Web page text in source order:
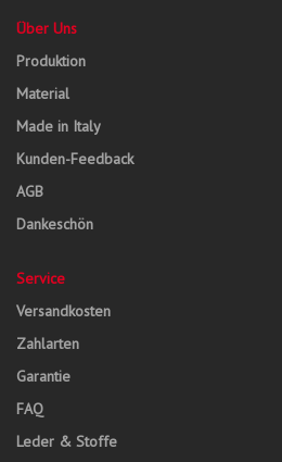
Über Uns
Produktion
Material
Made in Italy
Kunden-Feedback
AGB
Dankeschön
Service
Versandkosten
Zahlarten
Garantie
FAQ
Leder & Stoffe